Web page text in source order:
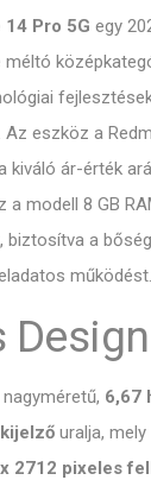
Pro 5G egy
eszköz a
kiváló ár-érték
a modell 8 GB
biztosítva a
működést.
Design
6,67
uralja,
2712 pixeles